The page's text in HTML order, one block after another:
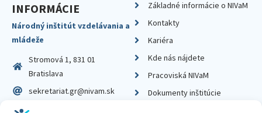
INFORMÁCIE
Národný inštitút vzdelávania a
mládeže
Stromová 1, 831 01
Bratislava
sekretariat.gr@nivam.sk
IČO: 00164348
Základné informácie o NIVaM
Kontakty
Kariéra
Kde nás nájdete
Pracoviská NIVaM
Dokumenty inštitúcie